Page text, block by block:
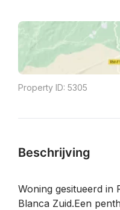
Property ID: 5305
Beschrijving
Woning gesitueerd in
Blanca Zuid.Een